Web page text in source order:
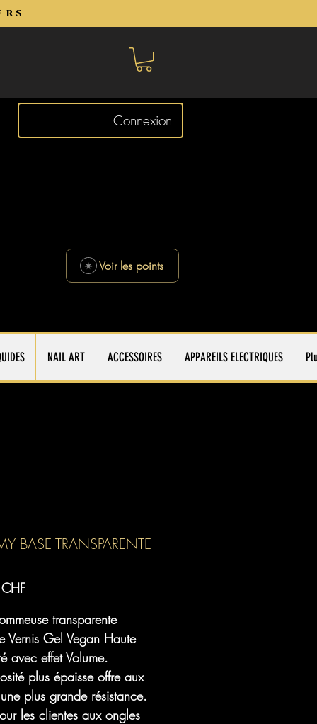
Connexion
Voir les points
NAIL ART ACCESSOIRES APPAREILS ELECTRIQUES
BASE TRANSPARENTE
Prix
transparente
Vernis Gel Vegan Haute
avec effet Volume.
plus épaisse offre aux
plus grande résistance.
les clientes aux ongles